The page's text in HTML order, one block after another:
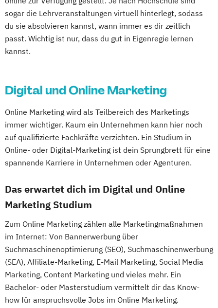
sogar die Lehrveranstaltungen virtuell hinterlegt, sodass
du sie absolvieren kannst, wann immer es dir zeitlich
passt. Wichtig ist nur, dass du gut in Eigenregie lernen
kannst.
Digital und Online Marketing
Online Marketing wird als Teilbereich des Marketings
immer wichtiger. Kaum ein Unternehmen kann hier noch
auf qualifizierte Fachkräfte verzichten. Ein Studium in
Online- oder Digital-Marketing ist dein Sprungbrett für eine
spannende Karriere in Unternehmen oder Agenturen.
Das erwartet dich im Digital und Online
Marketing Studium
Zum Online Marketing zählen alle Marketingmaßnahmen
im Internet: Von Bannerwerbung über
Suchmaschinenoptimierung (SEO), Suchmaschinenwerbung
(SEA), Affiliate-Marketing, E-Mail Marketing, Social Media
Marketing, Content Marketing und vieles mehr. Ein
Bachelor- oder Masterstudium vermittelt dir das Know-
how für anspruchsvolle Jobs im Online Marketing.